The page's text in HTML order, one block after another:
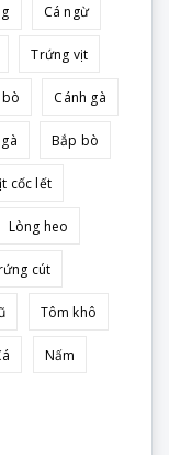
Cá ngừ
Trứng vịt
Cánh gà
Bắp bò
cốc lết
Lòng heo
cút
Tôm khô
Nấm